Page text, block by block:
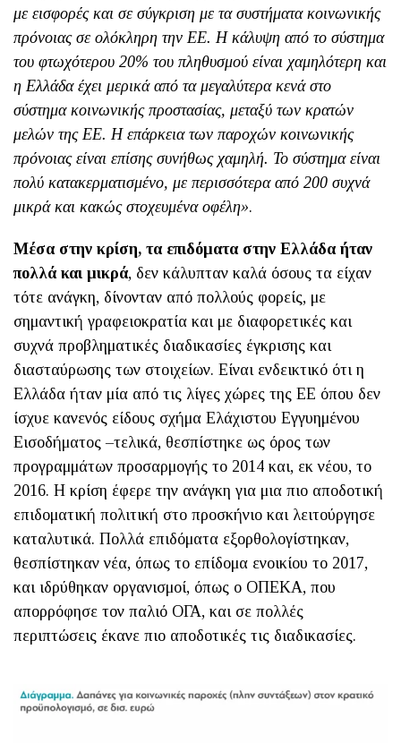
με εισφορές και σε σύγκριση με τα συστήματα κοινωνικής
πρόνοιας σε ολόκληρη την ΕΕ. Η κάλυψη από το σύστημα
του φτωχότερου 20% του πληθυσμού είναι χαμηλότερη και
η Ελλάδα έχει μερικά από τα μεγαλύτερα κενά στο
σύστημα κοινωνικής προστασίας, μεταξύ των κρατών
μελών της ΕΕ. Η επάρκεια των παροχών κοινωνικής
πρόνοιας είναι επίσης συνήθως χαμηλή. Το σύστημα είναι
πολύ κατακερματισμένο, με περισσότερα από 200 συχνά
μικρά και κακώς στοχευμένα οφέλη».
Μέσα στην κρίση, τα επιδόματα στην Ελλάδα ήταν
πολλά και μικρά, δεν κάλυπταν καλά όσους τα είχαν
τότε ανάγκη, δίνονταν από πολλούς φορείς, με
σημαντική γραφειοκρατία και με διαφορετικές και
συχνά προβληματικές διαδικασίες έγκρισης και
διασταύρωσης των στοιχείων. Είναι ενδεικτικό ότι η
Ελλάδα ήταν μία από τις λίγες χώρες της ΕΕ όπου δεν
ίσχυε κανενός είδους σχήμα Ελάχιστου Εγγυημένου
Εισοδήματος –τελικά, θεσπίστηκε ως όρος των
προγραμμάτων προσαρμογής το 2014 και, εκ νέου, το
2016. Η κρίση έφερε την ανάγκη για μια πιο αποδοτική
επιδοματική πολιτική στο προσκήνιο και λειτούργησε
καταλυτικά. Πολλά επιδόματα εξορθολογίστηκαν,
θεσπίστηκαν νέα, όπως το επίδομα ενοικίου το 2017,
και ιδρύθηκαν οργανισμοί, όπως ο ΟΠΕΚΑ, που
απορρόφησε τον παλιό ΟΓΑ, και σε πολλές
περιπτώσεις έκανε πιο αποδοτικές τις διαδικασίες.